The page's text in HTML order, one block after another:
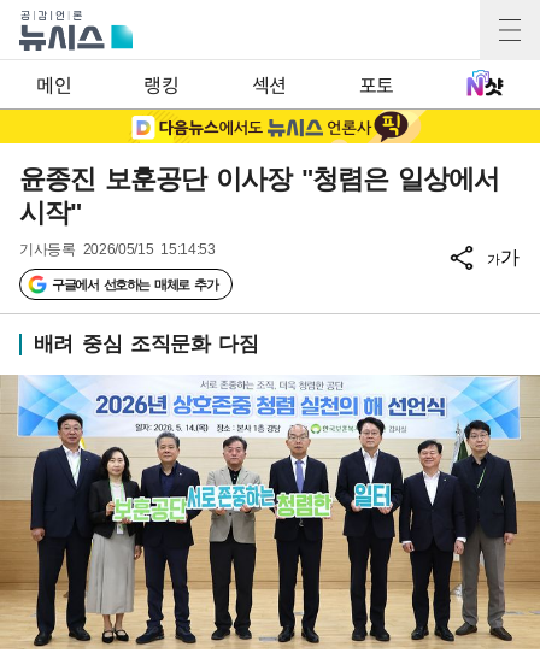
메인 랭킹 섹션 포토
윤종진 보훈공단 이사장 "청렴은 일상에서
시작"
기사등록 2026/05/15 15:14:53
구글에서 선호하는 매체로 추가
가가
배려 중심 조직문화 다짐